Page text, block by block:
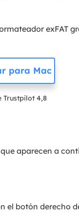
exFAT
para Mac
Trustpilot 4,8
aparecen a
el botón derecho